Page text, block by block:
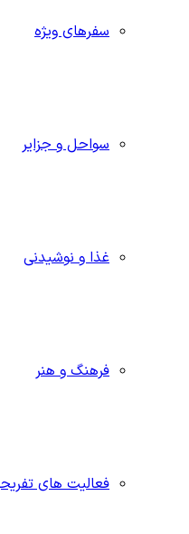
سفرهای ویژه
سواحل و جزایر
غذا و نوشیدنی
فرهنگ و هنر
فعالیت های تفریحی